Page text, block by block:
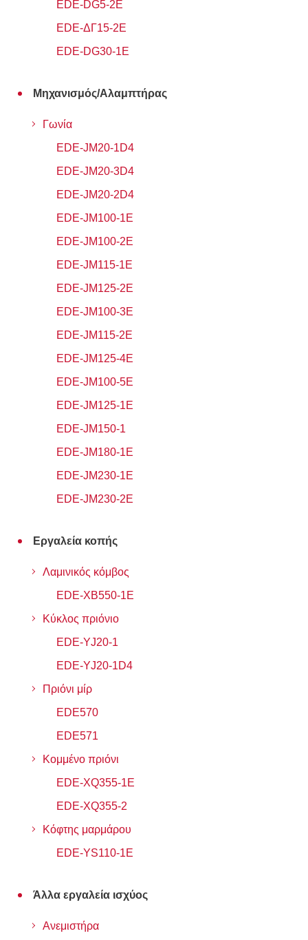
EDE-DG5-2E
EDE-ΔΓ15-2E
EDE-DG30-1E
Μηχανισμός/Αλαμπτήρας
Γωνία
EDE-JM20-1D4
EDE-JM20-3D4
EDE-JM20-2D4
EDE-JM100-1E
EDE-JM100-2E
EDE-JM115-1E
EDE-JM125-2E
EDE-JM100-3E
EDE-JM115-2E
EDE-JM125-4E
EDE-JM100-5E
EDE-JM125-1E
EDE-JM150-1
EDE-JM180-1E
EDE-JM230-1E
EDE-JM230-2E
Εργαλεία κοπής
Λαμινικός κόμβος
EDE-XB550-1E
Κύκλος πριόνιο
EDE-YJ20-1
EDE-YJ20-1D4
Πριόνι μίρ
EDE570
EDE571
Κομμένο πριόνι
EDE-XQ355-1E
EDE-XQ355-2
Κόφτης μαρμάρου
EDE-YS110-1E
Άλλα εργαλεία ισχύος
Ανεμιστήρα